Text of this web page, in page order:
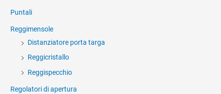
Puntali
Reggimensole
Distanziatore porta targa
Reggicristallo
Reggispecchio
Regolatori di apertura